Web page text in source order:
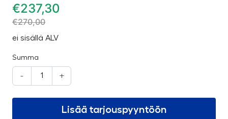
€237,30
€270,00
ei sisällä ALV
Summa
- +
Lisää tarjouspyyntöön